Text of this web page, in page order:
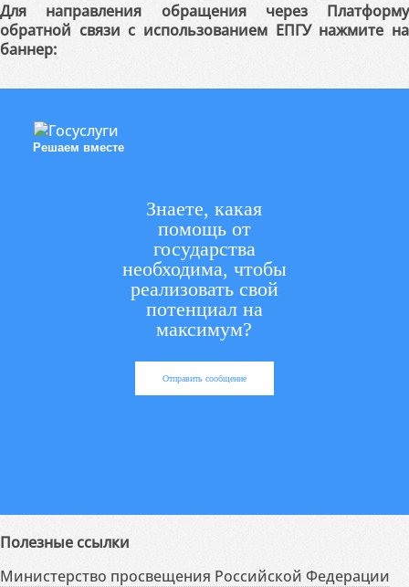
Для направления обращения через Платформу
обратной связи с использованием ЕПГУ нажмите на
баннер:
Решаем вместе
Знаете, какая
помощь от
государства
необходима, чтобы
реализовать свой
потенциал на
максимум?
Отправить сообщение
Полезные ссылки
Министерство просвещения Российской Федерации